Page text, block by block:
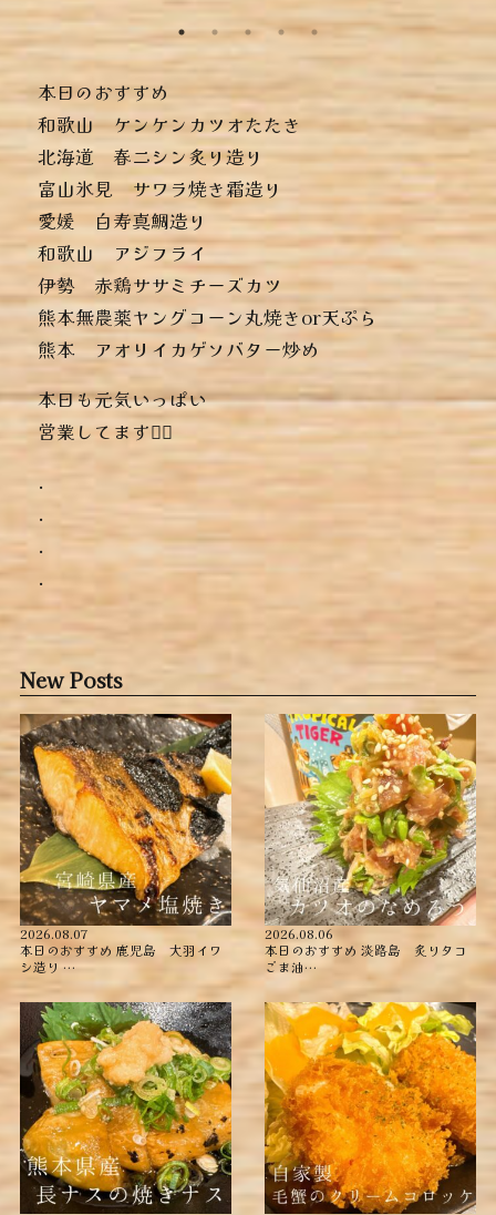
本日のおすすめ
︎和歌山 ケンケンカツオたたき
︎北海道 春ニシン炙り造り
︎富山氷見 サワラ焼き霜造り
︎愛媛 白寿真鯛造り
︎和歌山 アジフライ
︎伊勢 赤鶏ササミチーズカツ
︎熊本無農薬ヤングコーン丸焼きor天ぷら
︎熊本 アオリイカゲソバター炒め
本日も元気いっぱい
営業してますっ🏻
.
.
.
.
New Posts
2026.08.07
本日のおすすめ ︎鹿児島 大羽イワ
シ造り …
2026.08.06
本日のおすすめ ︎淡路島 炙りタコ
ごま油…